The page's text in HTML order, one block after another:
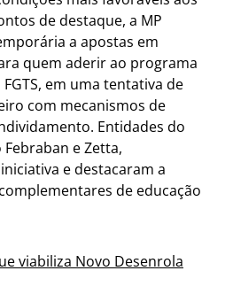
de destaque, a MP
a apostas em
quem aderir ao programa
em uma tentativa de
com mecanismos de
Entidades do
e Zetta,
e destacaram a
de educação
viabiliza Novo Desenrola